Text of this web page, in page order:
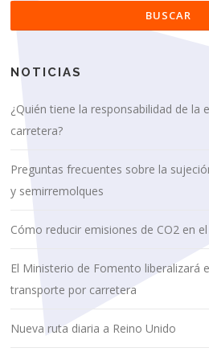
NOTICIAS
¿Quién tiene la responsabilidad de la
carretera?
Preguntas frecuentes sobre la
y semirremolques
Cómo reducir emisiones de CO2 en
El Ministerio de Fomento liberalizará
transporte por carretera
Nueva ruta diaria a Reino Unido